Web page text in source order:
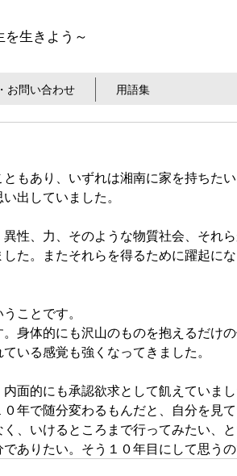
を生きよう～
お問い合わせ 用語集
もあり、いずれは湘南に家を持ちた
出していました。
性、力、そのような物質社会、それ
た。またそれらを得るために躍起に
ことです。
身体的にも沢山のものを抱えるだけ
いる感覚も強くなってきました。
面的にも承認欲求として飢えていまし
年で随分変わるもんだと、自分を見
、いけるところまで行ってみたい、
ありたい。そう１０年目にして思うの